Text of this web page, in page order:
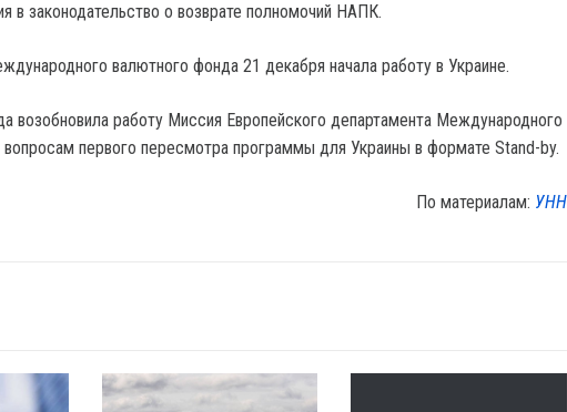
в законодательство о возврате полномочий НАПК.
валютного фонда 21 декабря начала работу в Украине.
возобновила работу Миссия Европейского департамента Международного
первого пересмотра программы для Украины в формате Stand-by.
По материалам: УНН